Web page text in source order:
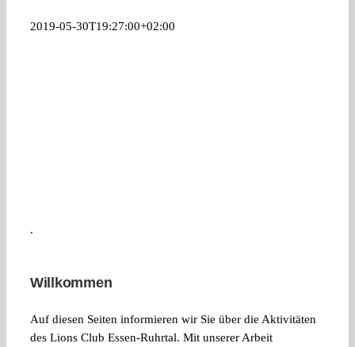
2019-05-30T19:27:00+02:00
.
Willkommen
Auf diesen Seiten informieren wir Sie über die Aktivitäten
des Lions Club Essen-Ruhrtal. Mit unserer Arbeit